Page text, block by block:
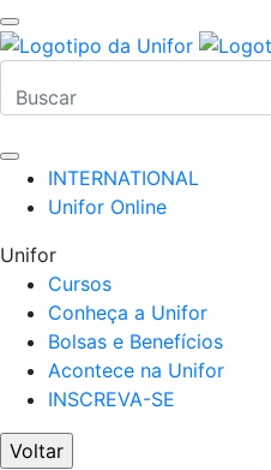
INTERNATIONAL
Unifor Online
Unifor
Cursos
Conheça a Unifor
Bolsas e Benefícios
Acontece na Unifor
INSCREVA-SE
Voltar